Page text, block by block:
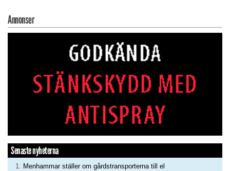
Annonser
Senaste nyheterna
Menhammar ställer om gårdstransporterna till el